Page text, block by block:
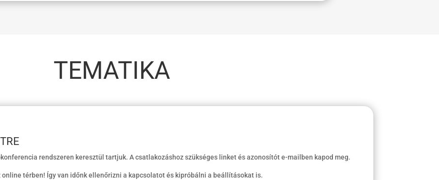
TEMATIKA
rendszeren keresztül tartjuk. A csatlakozáshoz szükséges linket és azonosítót e-mailben kapod meg.
térben! Így van időnk ellenőrizni a kapcsolatot és kipróbálni a beállításokat is.